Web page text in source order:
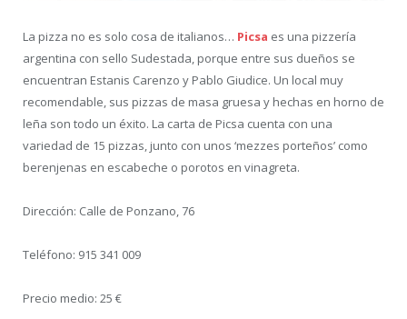
La pizza no es solo cosa de italianos… Picsa es una pizzería
argentina con sello Sudestada, porque entre sus dueños se
encuentran Estanis Carenzo y Pablo Giudice. Un local muy
recomendable, sus pizzas de masa gruesa y hechas en horno de
leña son todo un éxito. La carta de Picsa cuenta con una
variedad de 15 pizzas, junto con unos ‘mezzes porteños’ como
berenjenas en escabeche o porotos en vinagreta.
Dirección: Calle de Ponzano, 76
Teléfono: 915 341 009
Precio medio: 25 €